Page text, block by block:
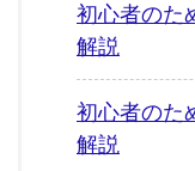
初心者の
解説
初心者の
解説